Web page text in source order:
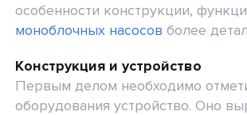
особенности конструкции,
моноблочных насосов более
Конструкция и устройство
Первым делом необходимо
оборудования устройство. Оно